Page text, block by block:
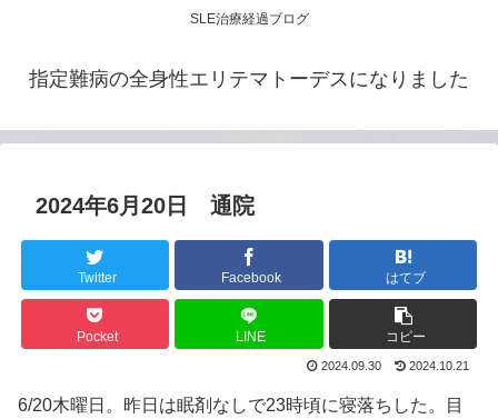
SLE治療経過ブログ
指定難病の全身性エリテマトーデスになりました
2024年6月20日 通院
Twitter Facebook はてブ
Pocket LINE コピー
2024.09.30 2024.10.21
6/20木曜日。昨日は眠剤なしで23時頃に寝落ちした。目